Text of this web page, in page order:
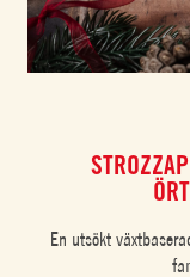
En utsökt